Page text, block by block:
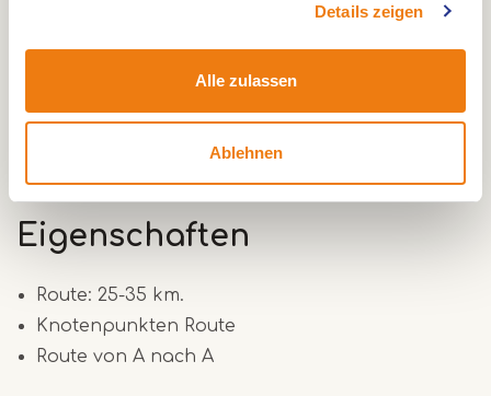
Details zeigen
Alle zulassen
Ablehnen
Recreatiepark de Leistert. Dies ist eine schöne
ländliche Route durch die Wälder und das
Ackerland. Sie fahren um Heibloem und Roggel
herum.
Eigenschaften
Route: 25-35 km.
Knotenpunkten Route
Route von A nach A